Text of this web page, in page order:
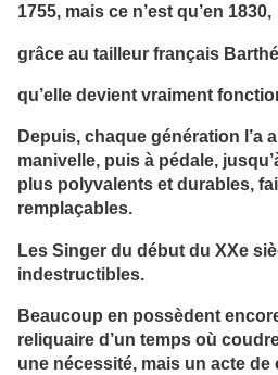
1755, mais ce n’est qu’en 1830,
grâce au tailleur français
qu’elle devient vraiment
Depuis, chaque génération l’a
manivelle, puis à pédale,
plus polyvalents et durables,
remplaçables.
Les Singer du début du XXe
indestructibles.
Beaucoup en possèdent
reliquaire d’un temps où
une nécessité, mais un acte de